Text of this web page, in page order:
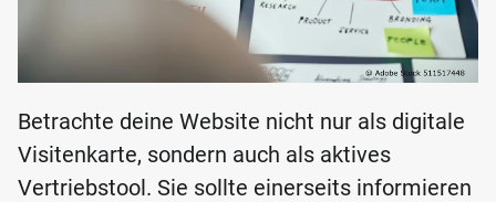
Betrachte deine Website nicht nur als digitale
Visitenkarte, sondern auch als aktives
Vertriebstool. Sie sollte einerseits informieren